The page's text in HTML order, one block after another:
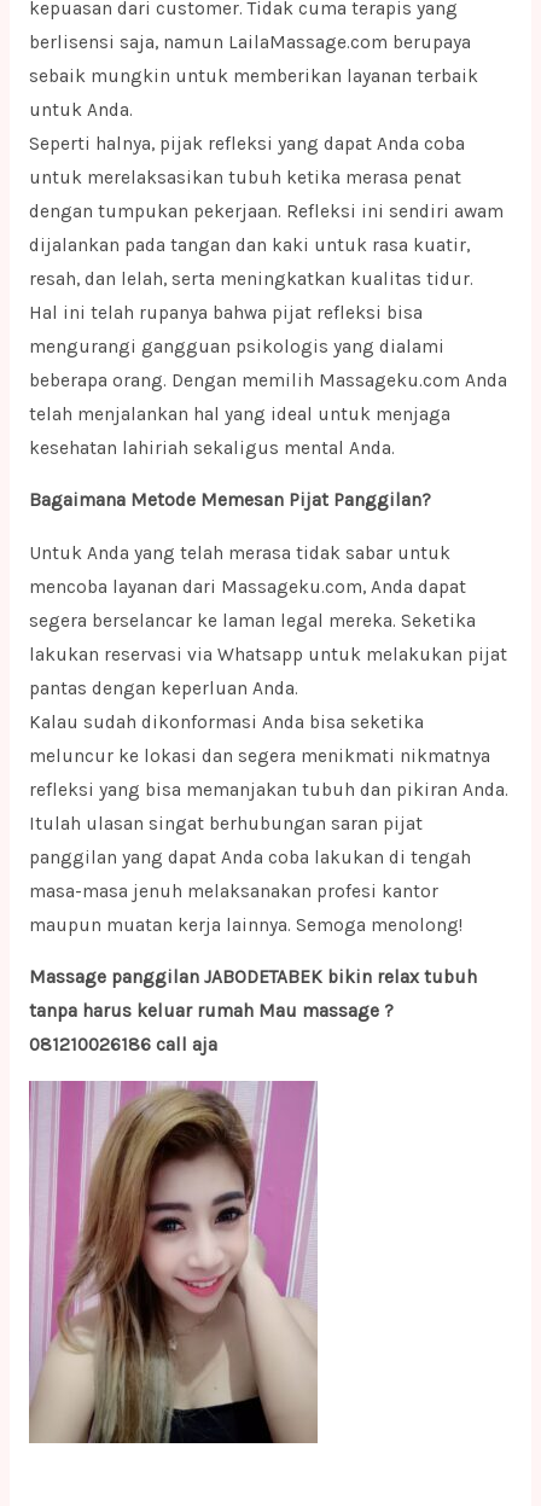
kepuasan dari customer. Tidak cuma terapis yang
berlisensi saja, namun LailaMassage.com berupaya
sebaik mungkin untuk memberikan layanan terbaik
untuk Anda.
Seperti halnya, pijak refleksi yang dapat Anda coba
untuk merelaksasikan tubuh ketika merasa penat
dengan tumpukan pekerjaan. Refleksi ini sendiri awam
dijalankan pada tangan dan kaki untuk rasa kuatir,
resah, dan lelah, serta meningkatkan kualitas tidur.
Hal ini telah rupanya bahwa pijat refleksi bisa
mengurangi gangguan psikologis yang dialami
beberapa orang. Dengan memilih Massageku.com Anda
telah menjalankan hal yang ideal untuk menjaga
kesehatan lahiriah sekaligus mental Anda.
Bagaimana Metode Memesan Pijat Panggilan?
Untuk Anda yang telah merasa tidak sabar untuk
mencoba layanan dari Massageku.com, Anda dapat
segera berselancar ke laman legal mereka. Seketika
lakukan reservasi via Whatsapp untuk melakukan pijat
pantas dengan keperluan Anda.
Kalau sudah dikonformasi Anda bisa seketika
meluncur ke lokasi dan segera menikmati nikmatnya
refleksi yang bisa memanjakan tubuh dan pikiran Anda.
Itulah ulasan singat berhubungan saran pijat
panggilan yang dapat Anda coba lakukan di tengah
masa-masa jenuh melaksanakan profesi kantor
maupun muatan kerja lainnya. Semoga menolong!
Massage panggilan JABODETABEK bikin relax tubuh
tanpa harus keluar rumah Mau massage ?
081210026186 call aja